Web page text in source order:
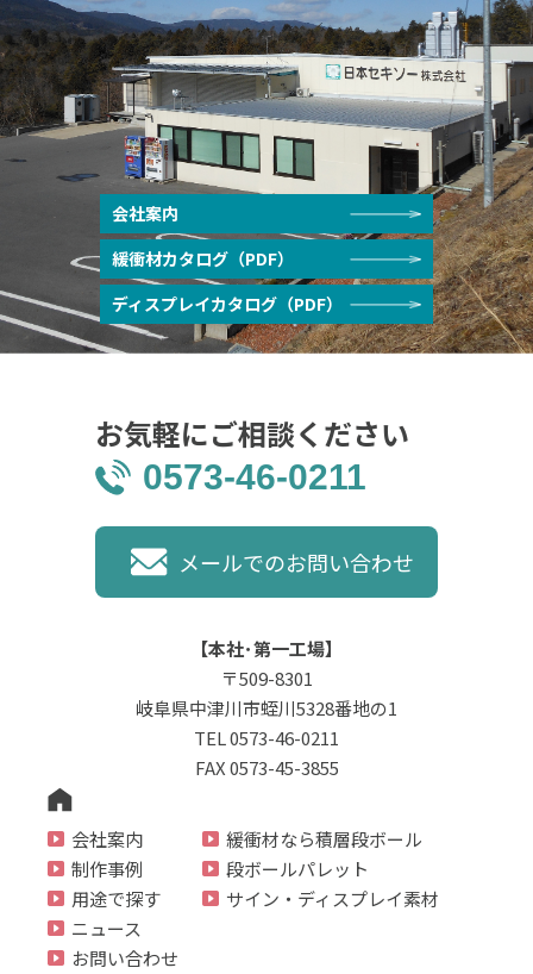
会社案内
緩衝材カタログ（PDF）
ディスプレイカタログ（PDF）
お気軽にご相談ください
0573-46-0211
メールでのお問い合わせ
【本社･第一工場】
〒509-8301
岐阜県中津川市蛭川5328番地の1
TEL 0573-46-0211
FAX 0573-45-3855
会社案内
制作事例
用途で探す
ニュース
お問い合わせ
緩衝材なら積層段ボール
段ボールパレット
サイン・ディスプレイ素材